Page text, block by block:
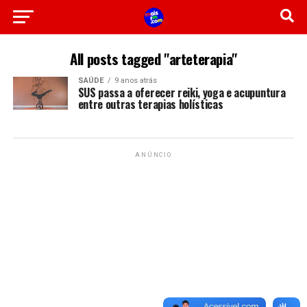
All posts tagged "arteterapia"
SAÚDE 9 anos atrás
SUS passa a oferecer reiki, yoga e acupuntura
entre outras terapias holísticas
ANÚNCIO